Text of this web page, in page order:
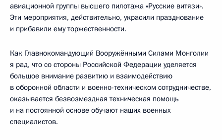
авиационной группы высшего пилотажа «Русские витязи».
Эти мероприятия, действительно, украсили празднование
и прибавили ему торжественности.
Как Главнокомандующий Вооружёнными Силами Монголии
я рад, что со стороны Российской Федерации уделяется
большое внимание развитию и взаимодействию
в оборонной области и военно-техническом сотрудничестве,
оказывается безвозмездная техническая помощь
и на постоянной основе обучают наших военных
специалистов.